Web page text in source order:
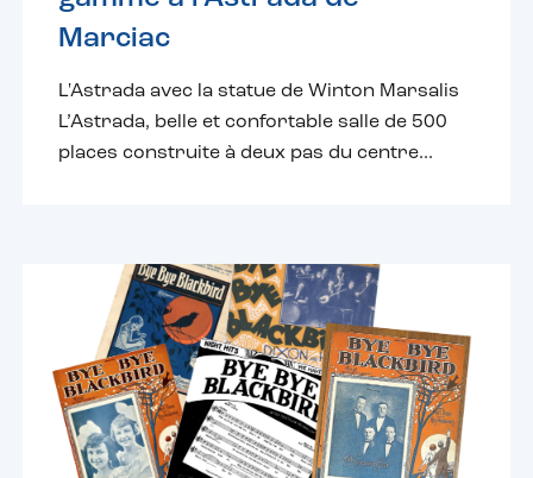
Marciac
L'Astrada avec la statue de Winton Marsalis
L’Astrada, belle et confortable salle de 500
places construite à deux pas du centre...